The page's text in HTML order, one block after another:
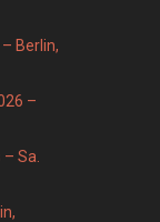
Berlin,
–
Sa.